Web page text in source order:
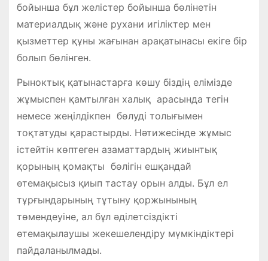
бойынша бұл желістер бойынша бөлінетін
материалдық және рухани игіліктер мен
қызметтер құны жағынан арақатынасы екіге бір
болып бөлінген.
Рыноктық қатынастарға көшу біздің елімізде
жұмыспен қамтылған халық арасында тегін
немесе жеңілдікпен бөлуді толығымен
тоқтатуды қарастырды. Нәтижесінде жұмыс
істейтін көптеген азаматтардың жиынтық
қорының қомақты бөлігін ешқандай
өтемақысыз қиып тастау орын алды. Бұл ел
тұрғындарының тұтыну қоржынының
төмендеуіне, ал бұл әділетсіздікті
өтемақылаушы жекешелендіру мүмкіндіктері
пайдаланылмады.